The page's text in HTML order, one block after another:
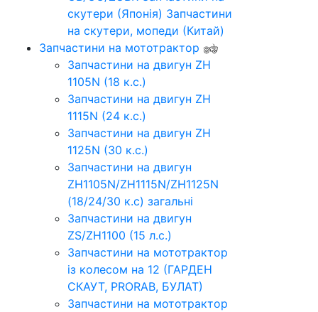
скутери (Японія) Запчастини
на скутери, мопеди (Китай)
Запчастини на мототрактор
Запчастини на двигун ZH
1105N (18 к.с.)
Запчастини на двигун ZH
1115N (24 к.с.)
Запчастини на двигун ZH
1125N (30 к.с.)
Запчастини на двигун
ZH1105N/ZH1115N/ZH1125N
(18/24/30 к.с) загальні
Запчастини на двигун
ZS/ZH1100 (15 л.с.)
Запчастини на мототрактор
із колесом на 12 (ГАРДЕН
СКАУТ, PRORAB, БУЛАТ)
Запчастини на мототрактор